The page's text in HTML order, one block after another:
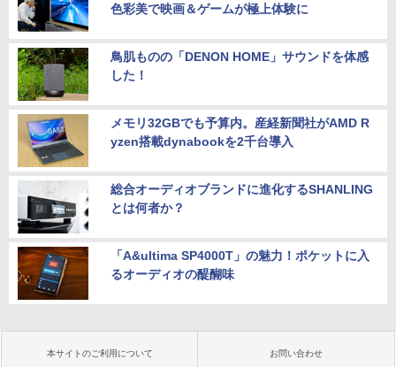
色彩美で映画＆ゲームが極上体験に
鳥肌ものの「DENON HOME」サウンドを体感
した！
メモリ32GBでも予算内。産経新聞社がAMD R
yzen搭載dynabookを2千台導入
総合オーディオブランドに進化するSHANLING
とは何者か？
「A&ultima SP4000T」の魅力！ポケットに入
るオーディオの醍醐味
本サイトのご利用について お問い合わせ